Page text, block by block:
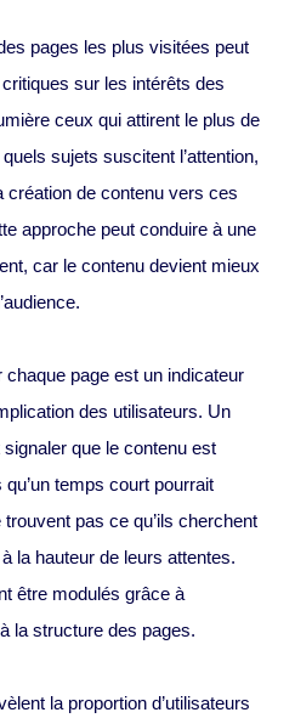
pages les plus visitées peut
sur les intérêts des
ceux qui attirent le plus de
sujets suscitent l’attention,
création de contenu vers ces
approche peut conduire à une
car le contenu devient mieux
page est un indicateur
des utilisateurs. Un
que le contenu est
temps court pourrait
pas ce qu’ils cherchent
la hauteur de leurs attentes.
être modulés grâce à
la structure des pages.
la proportion d’utilisateurs